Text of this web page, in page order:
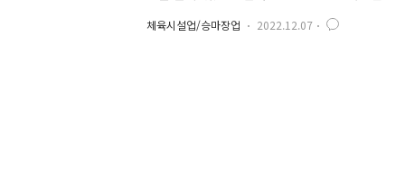
이나 기계장치를 이용한 가상의 운동경기 환경
적으로 체육시설을 설치ㆍ경영하거나 체육시설
체육시설업/승마장업 2022.12.07